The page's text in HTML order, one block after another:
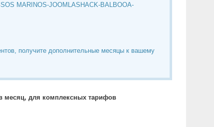
MARINOS-JOOMLASHACK-BALBOOA-
получите дополнительные месяцы к вашему
месяц, для комплексных тарифов